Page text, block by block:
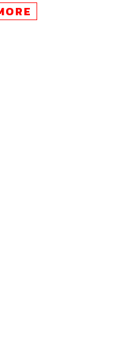
หน้า เนื่องจากเศรษฐกิจ
น โดยเฉพาะเศรษฐกิจ